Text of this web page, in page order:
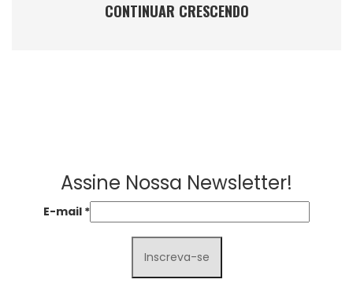
CONTINUAR CRESCENDO
Assine Nossa Newsletter!
E-mail *